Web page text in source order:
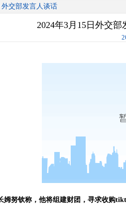
外交部发言人谈话
2024年3月15日外交
姆努钦称，他将组建财团，寻求收购